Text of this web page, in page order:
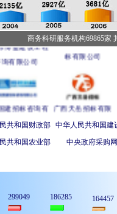
商务科研服务机构69865家
博鉴建设工程
深圳市三方诚信招
广西天岳招标有限
镇企业总公司
共和国财政部
中华人民共和国建
共和国农业部 中央政府采购网
299049 186285 164457